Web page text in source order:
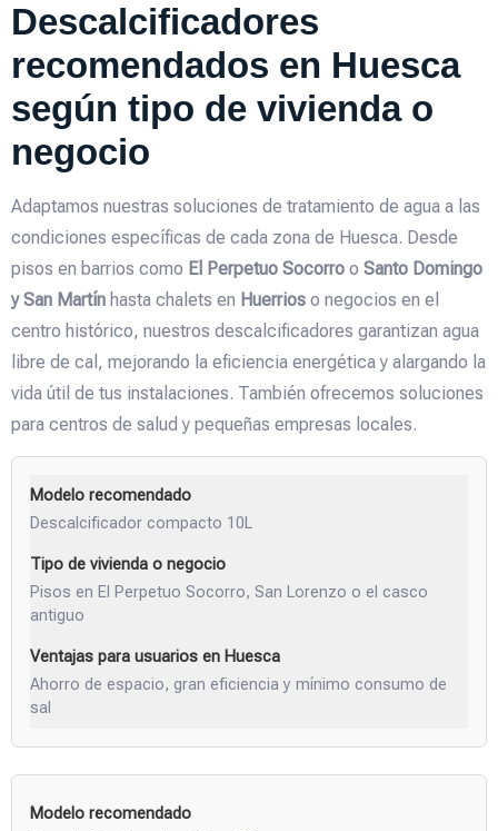
Descalcificadores
recomendados en Huesca
según tipo de vivienda o
negocio
Adaptamos nuestras soluciones de tratamiento de agua a las
condiciones específicas de cada zona de Huesca. Desde
pisos en barrios como El Perpetuo Socorro o Santo Domingo
y San Martín hasta chalets en Huerrios o negocios en el
centro histórico, nuestros descalcificadores garantizan agua
libre de cal, mejorando la eficiencia energética y alargando la
vida útil de tus instalaciones. También ofrecemos soluciones
para centros de salud y pequeñas empresas locales.
Descalcificador compacto 10L
Pisos en El Perpetuo Socorro, San Lorenzo o el casco
antiguo
Ahorro de espacio, gran eficiencia y mínimo consumo de
sal